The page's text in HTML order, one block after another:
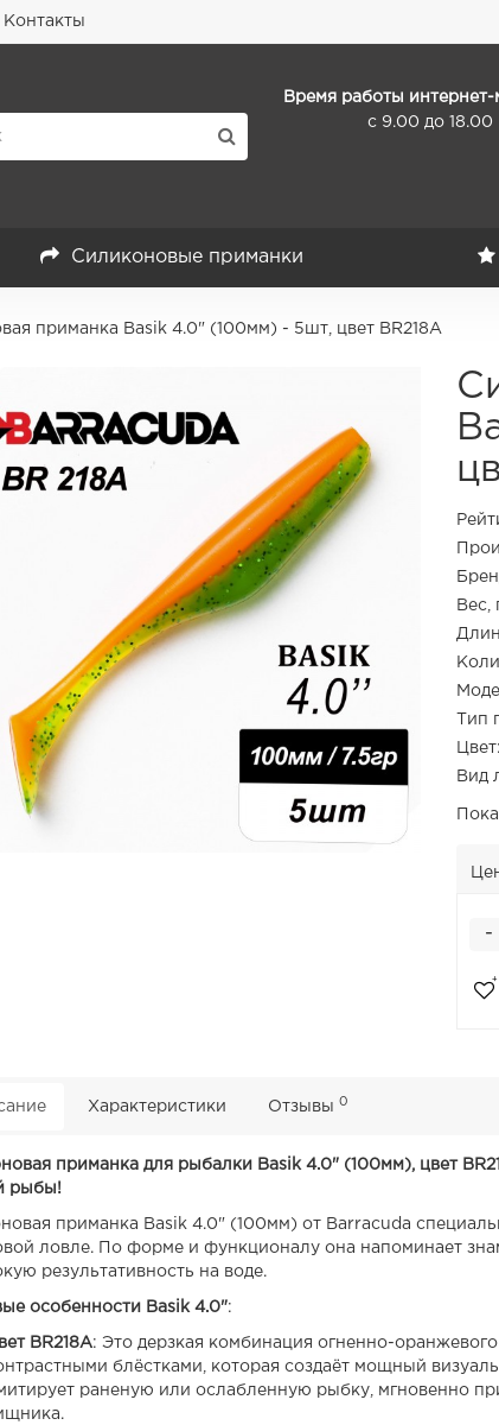
Контакты
Время работы интернет-
с 9.00 до 18.00
Силиконовые приманки
приманка Basik 4.0" (100мм) - 5шт, цвет BR218A
Вес,
Тип
Цвет:
Вид
-
Характеристики Отзывы 0
приманка для рыбалки Basik 4.0" (100мм), цвет
рыбы!
приманка Basik 4.0" (100мм) от Barracuda
ловле. По форме и функционалу она напоминает
результативность на воде.
особенности Basik 4.0":
BR218A: Это дерзкая комбинация огненно-
блёстками, которая создаёт мощный
раненую или ослабленную рыбку, мгновенно